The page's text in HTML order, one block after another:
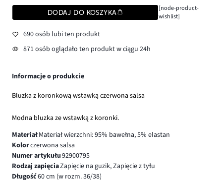
DODAJ DO KOSZYKA
[node-product-
wishlist]
690 osób lubi ten produkt
871 osób oglądało ten produkt w ciągu 24h
Informacje o produkcie
Bluzka z koronkową wstawką czerwona salsa
Modna bluzka ze wstawką z koronki.
MateriałMateriał wierzchni: 95% bawełna, 5% elastan
Kolorczerwona salsa
Numer artykułu92900795
Rodzaj zapięciaZapięcie na guzik, Zapięcie z tyłu
Długość60 cm (w rozm. 36/38)